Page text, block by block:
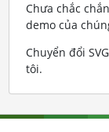
Chưa chắc
demo của
Chuyển đổi
tôi.